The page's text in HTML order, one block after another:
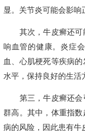
显。关节炎可能会影响
其次，牛皮癣还可
响血管的健康。炎症
血、心肌梗死等疾病
水平，保持良好的生活
第三，牛皮癣还会引
群高。其中，体重指
病的风险，因此患有牛